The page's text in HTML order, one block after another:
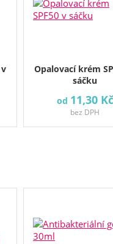
Opalovací krém
sáčku
od 11,30 Kč
bez DPH